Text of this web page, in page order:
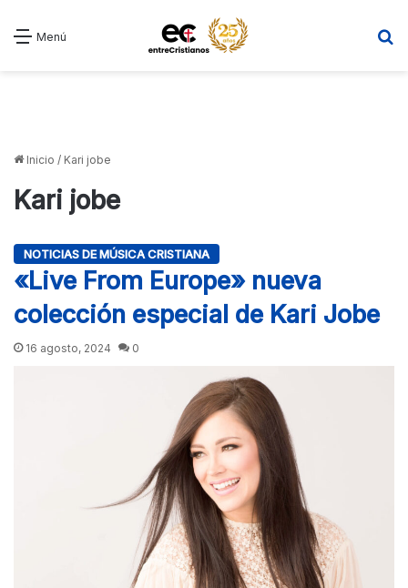
Menú
Inicio / Kari jobe
Kari jobe
NOTICIAS DE MÚSICA CRISTIANA
«Live From Europe» nueva
colección especial de Kari Jobe
16 agosto, 2024 0